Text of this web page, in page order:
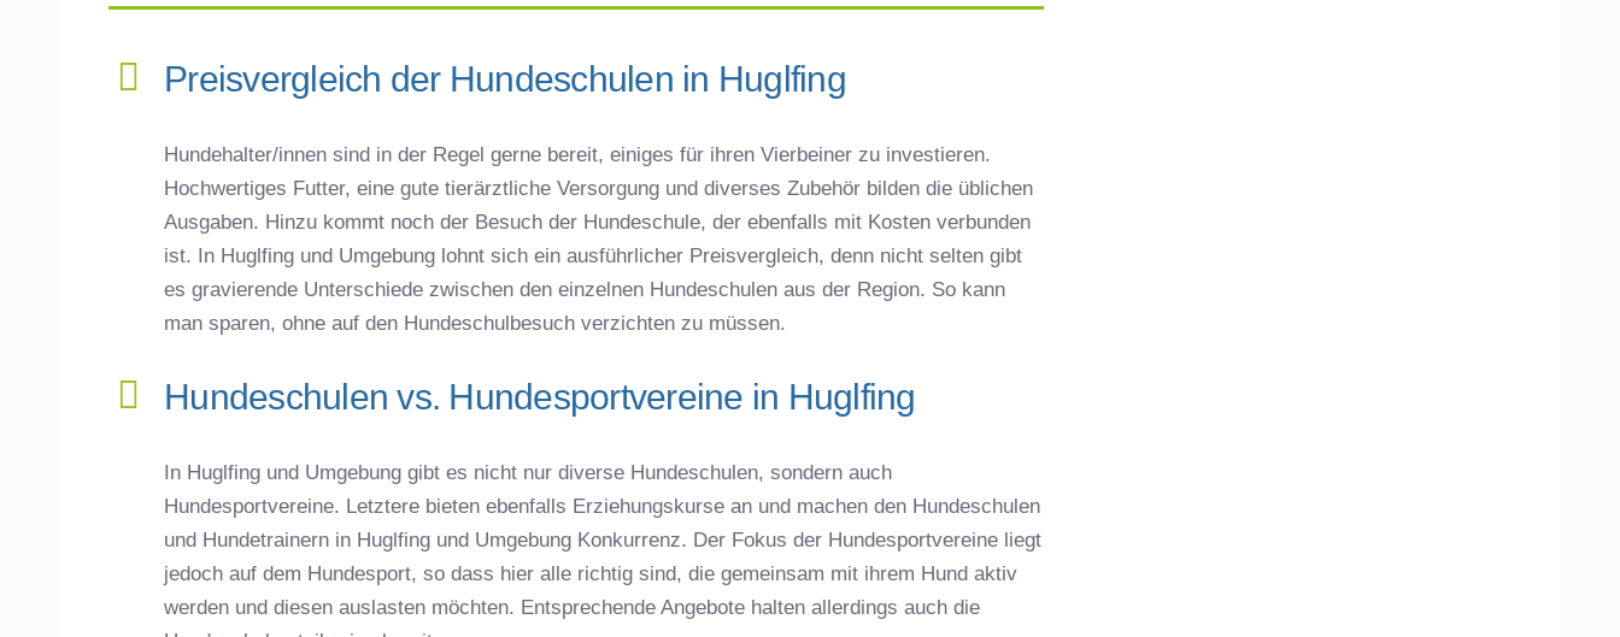
Preisvergleich der Hundeschulen in Huglfing
Hundehalter/innen sind in der Regel gerne bereit, einiges für ihren Vierbeiner zu investieren.
Hochwertiges Futter, eine gute tierärztliche Versorgung und diverses Zubehör bilden die üblichen
Ausgaben. Hinzu kommt noch der Besuch der Hundeschule, der ebenfalls mit Kosten verbunden
ist. In Huglfing und Umgebung lohnt sich ein ausführlicher Preisvergleich, denn nicht selten gibt
es gravierende Unterschiede zwischen den einzelnen Hundeschulen aus der Region. So kann
man sparen, ohne auf den Hundeschulbesuch verzichten zu müssen.
Hundeschulen vs. Hundesportvereine in Huglfing
In Huglfing und Umgebung gibt es nicht nur diverse Hundeschulen, sondern auch
Hundesportvereine. Letztere bieten ebenfalls Erziehungskurse an und machen den Hundeschulen
und Hundetrainern in Huglfing und Umgebung Konkurrenz. Der Fokus der Hundesportvereine liegt
jedoch auf dem Hundesport, so dass hier alle richtig sind, die gemeinsam mit ihrem Hund aktiv
werden und diesen auslasten möchten. Entsprechende Angebote halten allerdings auch die